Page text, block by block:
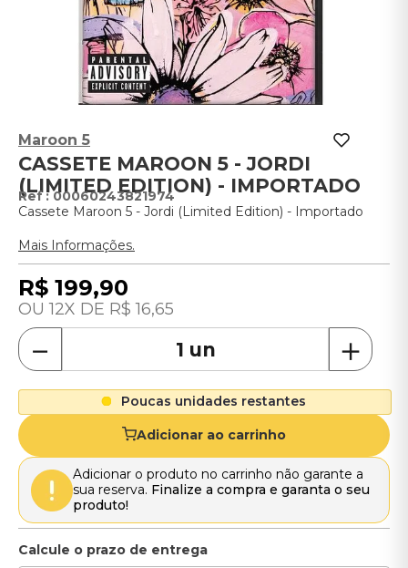
Maroon 5
CASSETE MAROON 5 - JORDI
(LIMITED EDITION) - IMPORTADO
:00060243821974
Cassete Maroon 5 - Jordi (Limited Edition) - Importado
Mais Informações.
R$ 199,90
12 R$ 16,65
＋
－
Poucas unidades restantes
Adicionar ao carrinho
Adicionar o produto no carrinho não garante a
sua reserva. Finalize a compra e garanta o seu
produto!